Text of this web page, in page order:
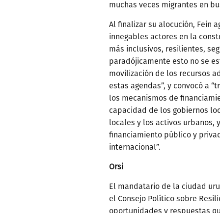
muchas veces migrantes en
Al finalizar su alocución, Fein
innegables actores en la
más inclusivos, resilientes,
paradójicamente esto no se
movilización de los recursos
estas agendas”, y convocó a
los mecanismos de
capacidad de los gobiernos
locales y los activos urbanos,
financiamiento público y
internacional”.
Orsi
El mandatario de la ciudad
el Consejo Político sobre
oportunidades y respuestas